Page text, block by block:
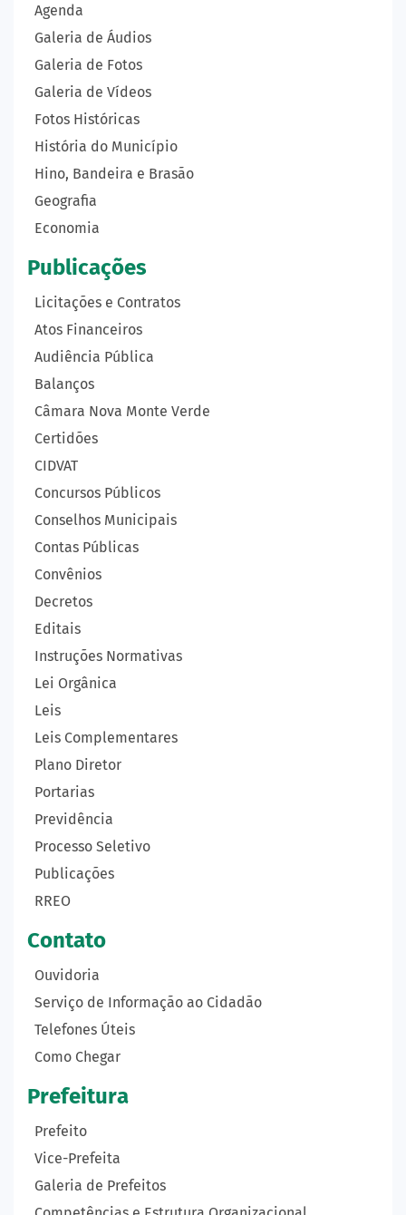
Agenda
Galeria de Áudios
Galeria de Fotos
Galeria de Vídeos
Fotos Históricas
História do Município
Hino, Bandeira e Brasão
Geografia
Economia
Publicações
Licitações e Contratos
Atos Financeiros
Audiência Pública
Balanços
Câmara Nova Monte Verde
Certidões
CIDVAT
Concursos Públicos
Conselhos Municipais
Contas Públicas
Convênios
Decretos
Editais
Instruções Normativas
Lei Orgânica
Leis
Leis Complementares
Plano Diretor
Portarias
Previdência
Processo Seletivo
Publicações
RREO
Contato
Ouvidoria
Serviço de Informação ao Cidadão
Telefones Úteis
Como Chegar
Prefeitura
Prefeito
Vice-Prefeita
Galeria de Prefeitos